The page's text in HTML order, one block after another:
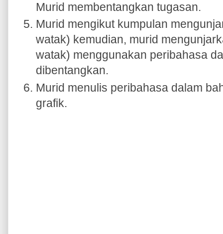
Murid membentangkan tugasan.
Murid mengikut kumpulan
watak) kemudian, murid
watak) menggunakan peribahasa
dibentangkan.
Murid menulis peribahasa dalam
grafik.